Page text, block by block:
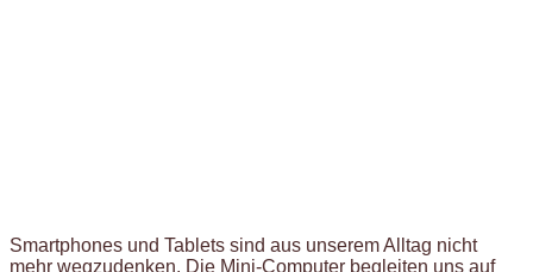
Smartphones und Tablets sind aus unserem Alltag nicht
mehr wegzudenken. Die Mini-Computer begleiten uns auf